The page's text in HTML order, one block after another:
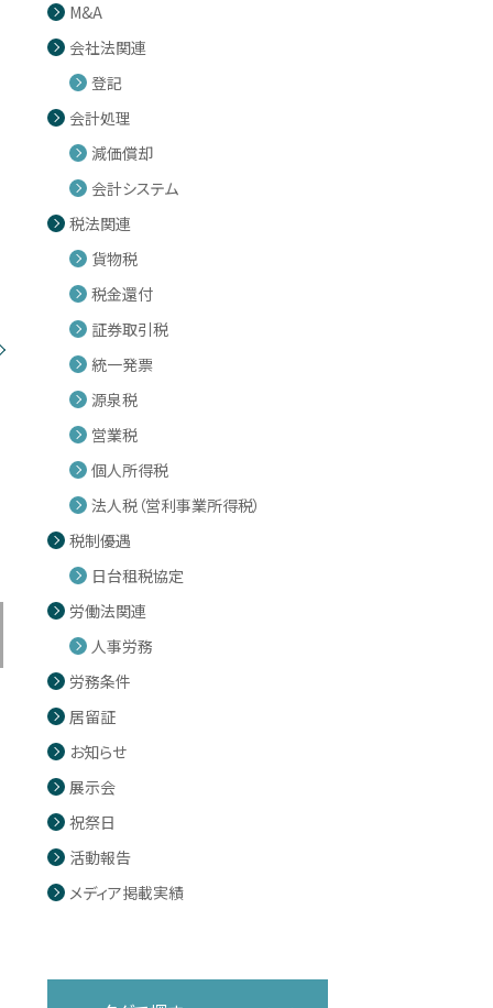
M&A
会社法関連
登記
会計処理
減価償却
会計システム
税法関連
貨物税
税金還付
証券取引税
統一発票
源泉税
営業税
個人所得税
法人税（営利事業所得税）
税制優遇
日台租税協定
労働法関連
人事労務
労務条件
居留証
お知らせ
展示会
祝祭日
活動報告
メディア掲載実績